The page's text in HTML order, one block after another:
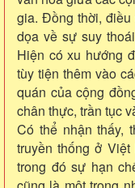
gia. Đồng thời,
dọa về sự suy
Hiện có xu hướng
tùy tiện thêm vào
quán của cộng
chân thực, trần tục
Có thể nhận thấy,
truyền thống ở
trong đó sự hạn